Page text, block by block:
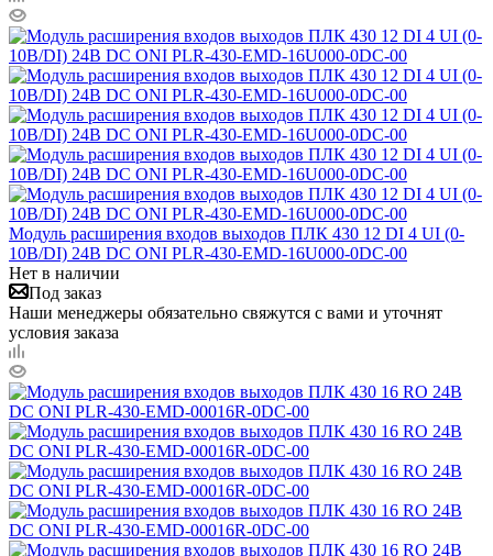
Модуль расширения входов выходов ПЛК 430 12 DI 4 UI (0-
10В/DI) 24В DC ONI PLR-430-EMD-16U000-0DC-00
Нет в наличии
Под заказ
Наши менеджеры обязательно свяжутся с вами и уточнят
условия заказа